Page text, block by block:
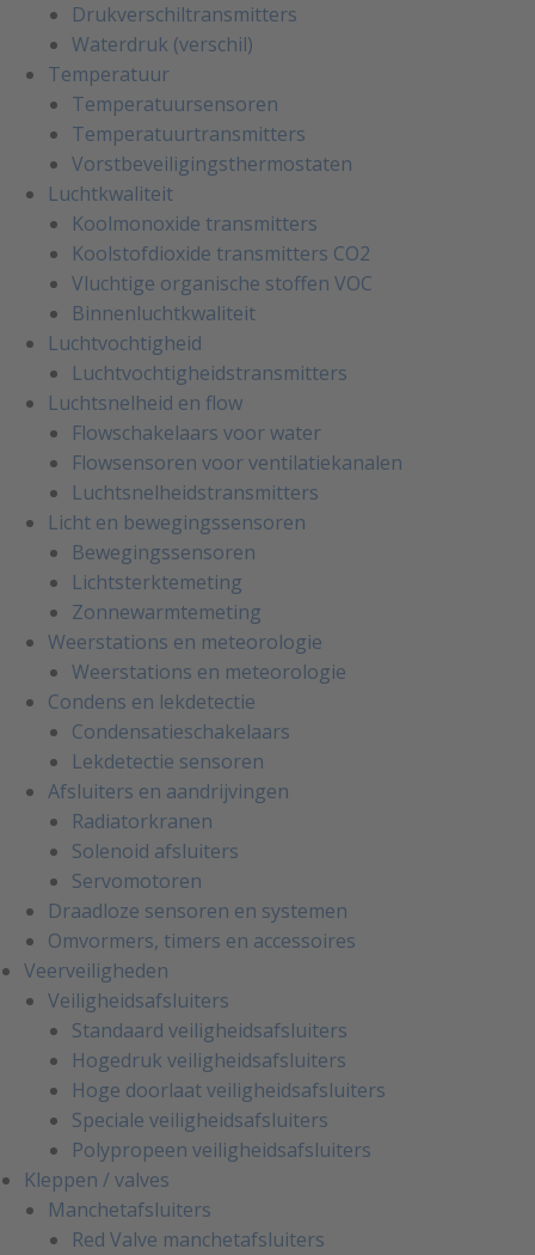
Drukverschiltransmitters
Waterdruk (verschil)
Temperatuur
Temperatuursensoren
Temperatuurtransmitters
Vorstbeveiligingsthermostaten
Luchtkwaliteit
Koolmonoxide transmitters
Koolstofdioxide transmitters CO2
Vluchtige organische stoffen VOC
Binnenluchtkwaliteit
Luchtvochtigheid
Luchtvochtigheidstransmitters
Luchtsnelheid en flow
Flowschakelaars voor water
Flowsensoren voor ventilatiekanalen
Luchtsnelheidstransmitters
Licht en bewegingssensoren
Bewegingssensoren
Lichtsterktemeting
Zonnewarmtemeting
Weerstations en meteorologie
Weerstations en meteorologie
Condens en lekdetectie
Condensatieschakelaars
Lekdetectie sensoren
Afsluiters en aandrijvingen
Radiatorkranen
Solenoid afsluiters
Servomotoren
Draadloze sensoren en systemen
Omvormers, timers en accessoires
Veerveiligheden
Veiligheidsafsluiters
Standaard veiligheidsafsluiters
Hogedruk veiligheidsafsluiters
Hoge doorlaat veiligheidsafsluiters
Speciale veiligheidsafsluiters
Polypropeen veiligheidsafsluiters
Kleppen / valves
Manchetafsluiters
Red Valve manchetafsluiters